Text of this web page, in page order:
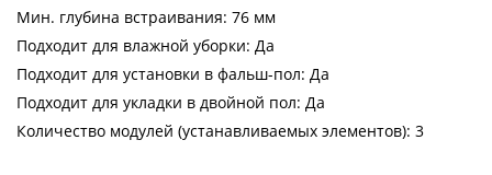
Мин. глубина встраивания: 76 мм
Подходит для влажной уборки: Да
Подходит для установки в фальш-пол: Да
Подходит для укладки в двойной пол: Да
Количество модулей (устанавливаемых элементов): 3